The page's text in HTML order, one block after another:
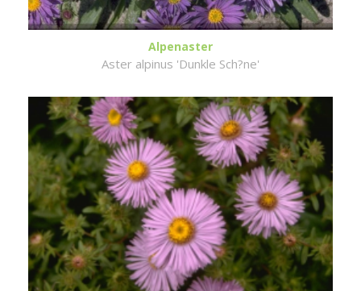
Alpenaster
Aster alpinus 'Dunkle Sch?ne'